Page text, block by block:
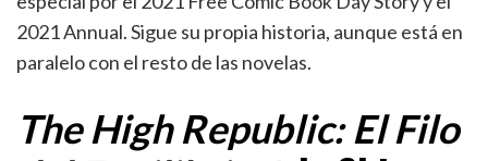
2021 Annual. Sigue su propia historia, aunque está en
paralelo con el resto de las novelas.
The High Republic: El Filo